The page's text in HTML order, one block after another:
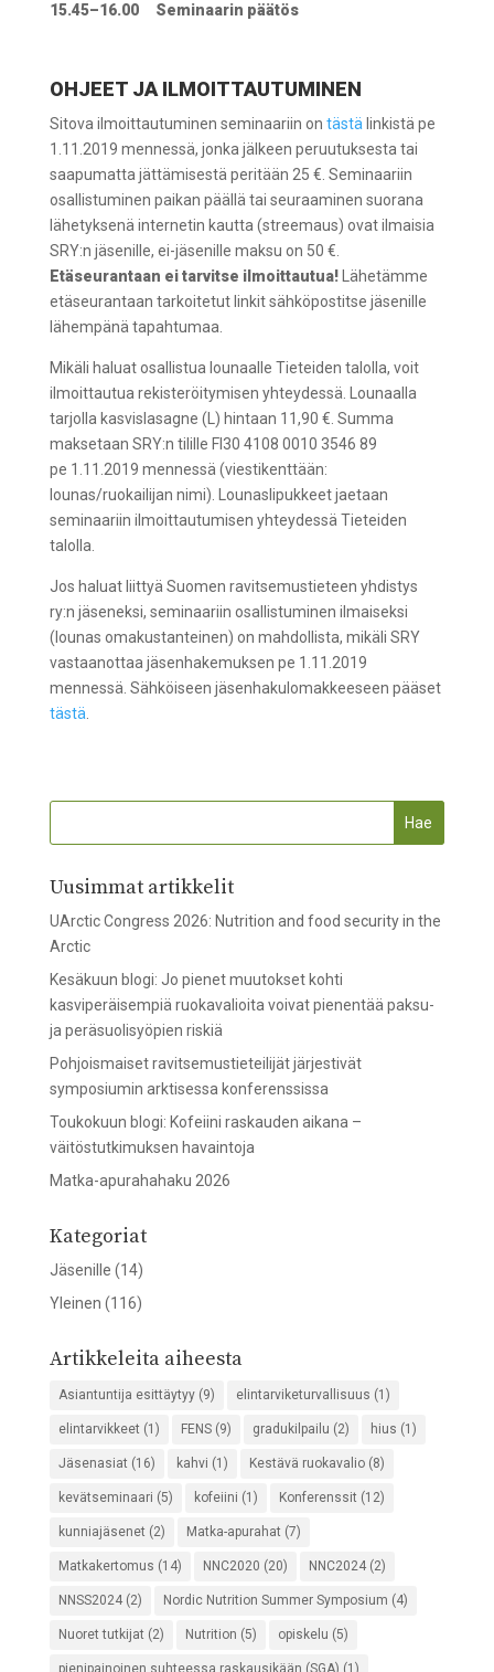
15.45–16.00 Seminaarin päätös
OHJEET JA ILMOITTAUTUMINEN
Sitova ilmoittautuminen seminaariin on tästä linkistä pe
1.11.2019 mennessä, jonka jälkeen peruutuksesta tai
saapumatta jättämisestä peritään 25 €. Seminaariin
osallistuminen paikan päällä tai seuraaminen suorana
lähetyksenä internetin kautta (streemaus) ovat ilmaisia
SRY:n jäsenille, ei-jäsenille maksu on 50 €.
Etäseurantaan ei tarvitse ilmoittautua!
Lähetämme
etäseurantaan tarkoitetut linkit sähköpostitse jäsenille
lähempänä tapahtumaa.
Mikäli haluat osallistua lounaalle Tieteiden talolla, voit
ilmoittautua rekisteröitymisen yhteydessä. Lounaalla
tarjolla kasvislasagne (L) hintaan 11,90 €. Summa
maksetaan SRY:n tilille FI30 4108 0010 3546 89
pe 1.11.2019 mennessä (viestikenttään:
lounas/ruokailijan nimi). Lounaslipukkeet jaetaan
seminaariin ilmoittautumisen yhteydessä Tieteiden
talolla.
Jos haluat liittyä Suomen ravitsemustieteen yhdistys
ry:n jäseneksi, seminaariin osallistuminen ilmaiseksi
(lounas omakustanteinen) on mahdollista, mikäli SRY
vastaanottaa jäsenhakemuksen pe 1.11.2019
mennessä. Sähköiseen jäsenhakulomakkeeseen pääset
tästä
Uusimmat artikkelit
UArctic Congress 2026: Nutrition and food security in the
Arctic
Kesäkuun blogi: Jo pienet muutokset kohti
kasviperäisempiä ruokavalioita voivat pienentää paksu-
ja peräsuolisyöpien riskiä
Pohjoismaiset ravitsemustieteilijät järjestivät
symposiumin arktisessa konferenssissa
Toukokuun blogi: Kofeiini raskauden aikana –
väitöstutkimuksen havaintoja
Matka-apurahahaku 2026
Kategoriat
Jäsenille (14)
Yleinen (116)
Artikkeleita aiheesta
Asiantuntija esittäytyy(9) elintarviketurvallisuus (1)
elintarvikkeet (1) FENS(9) gradukilpailu (2) hius (1)
Jäsenasiat (16) kahvi (1) Kestävä ruokavalio(8)
kevätseminaari (5) kofeiini (1) Konferenssit (12)
kunniajäsenet (2) Matka-apurahat (7)
Matkakertomus (14) NNC2020 (20) NNC2024(2)
NNSS2024(2) Nordic Nutrition Summer Symposium (4)
Nuoret tutkijat (2) Nutrition (5) opiskelu (5)
pienipainoinen suhteessa raskausikään (SGA) (1)